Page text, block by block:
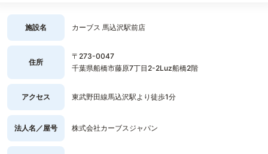
施設名 カーブス 馬込沢駅前店
住所
〒273-0047
千葉県船橋市藤原7丁目2-2Luz船橋2階
アクセス 東武野田線馬込沢駅より徒歩1分
法人名／屋号 株式会社カーブスジャパン